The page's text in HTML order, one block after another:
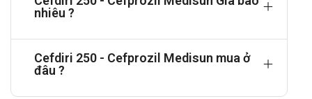
hợp bị áp xe.
Liều dùng và cách dùng:
nhiêu ?
Cefdiri 250 - Cefprozil Medisun mua ở
đâu ?